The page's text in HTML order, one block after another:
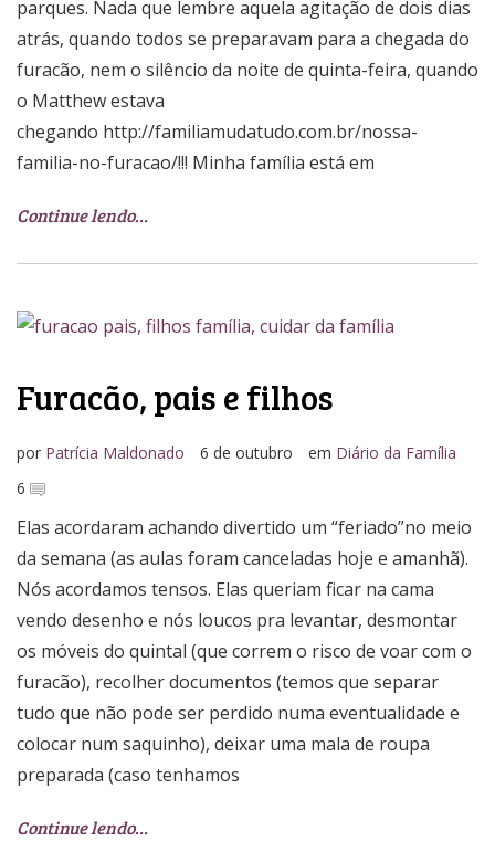
parques. Nada que lembre aquela agitação de dois dias
atrás, quando todos se preparavam para a chegada do
furacão, nem o silêncio da noite de quinta-feira, quando
o Matthew estava
chegando http://familiamudatudo.com.br/nossa-
familia-no-furacao/!!! Minha família está em
Continue lendo…
Furacão, pais e filhos
por Patrícia Maldonado 6 de outubro em Diário da Família
6
Elas acordaram achando divertido um “feriado”no meio
da semana (as aulas foram canceladas hoje e amanhã).
Nós acordamos tensos. Elas queriam ficar na cama
vendo desenho e nós loucos pra levantar, desmontar
os móveis do quintal (que correm o risco de voar com o
furacão), recolher documentos (temos que separar
tudo que não pode ser perdido numa eventualidade e
colocar num saquinho), deixar uma mala de roupa
preparada (caso tenhamos
Continue lendo…